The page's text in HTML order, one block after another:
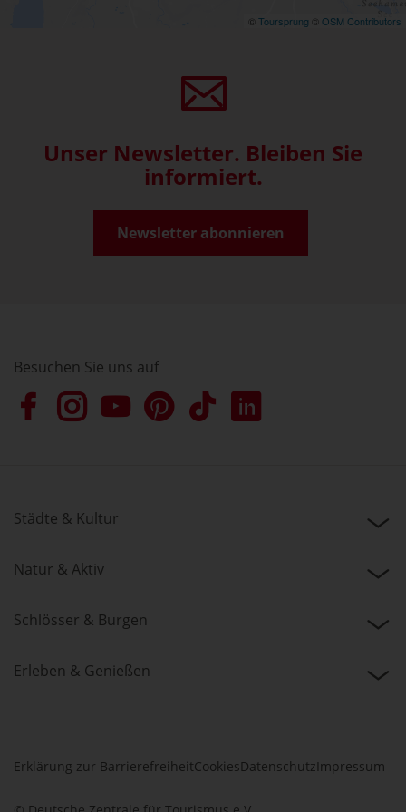
© Toursprung © OSM Contributors
Unser Newsletter. Bleiben Sie
informiert.
Newsletter abonnieren
Besuchen Sie uns auf
Städte & Kultur
Natur & Aktiv
Schlösser & Burgen
Erleben & Genießen
Erklärung zur BarrierefreiheitCookiesDatenschutz Impressum